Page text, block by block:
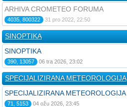
ARHIVA CROMETEO FORUMA
4035, 800322 31 pro 2022, 22:50
SINOPTIKA
SINOPTIKA
390, 13057 06 tra 2026, 23:02
SPECIJALIZIRANA METEOROLOGIJA
SPECIJALIZIRANA METEOROLOGIJA
71, 5153 04 ožu 2026, 23:45